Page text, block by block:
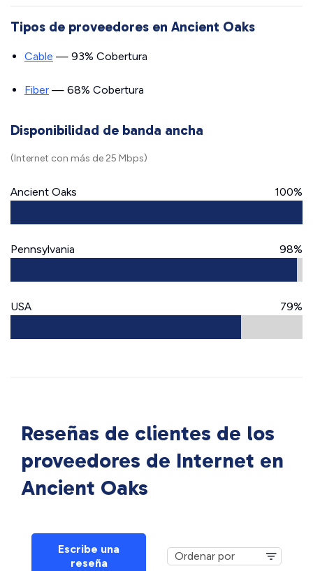
Tipos de proveedores en Ancient Oaks
Cable — 93% Cobertura
Fiber — 68% Cobertura
Disponibilidad de banda ancha
(Internet con más de 25 Mbps)
Ancient Oaks 100%
Pennsylvania 98%
USA 79%
Reseñas de clientes de los
proveedores de Internet en
Ancient Oaks
Escribe una
reseña